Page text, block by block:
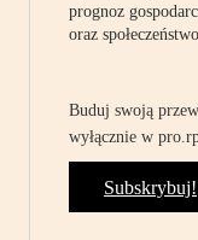
prognoz
oraz
Buduj swoją
wyłącznie w
Subskrybuj!